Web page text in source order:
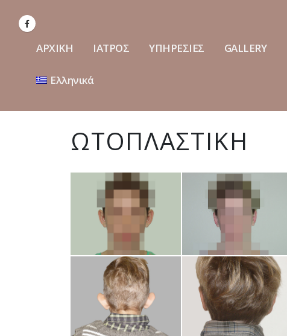
ΑΡΧΙΚΗ ΙΑΤΡΟΣ ΥΠΗΡΕΣΙΕΣ GALLERY
Ελληνικά
ΩΤΟΠΛΑΣΤΙΚΗ